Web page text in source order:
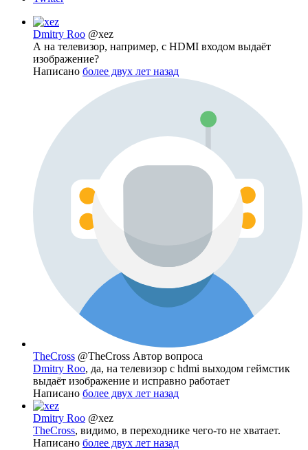
Dmitry Roo @xez
А на телевизор, например, с HDMI входом выдаёт
изображение?
Написано более двух лет назад
TheCross @TheCross Автор вопроса
Dmitry Roo, да, на телевизор с hdmi выходом геймстик
выдаёт изображение и исправно работает
Написано более двух лет назад
Dmitry Roo @xez
TheCross, видимо, в переходнике чего-то не хватает.
Написано более двух лет назад